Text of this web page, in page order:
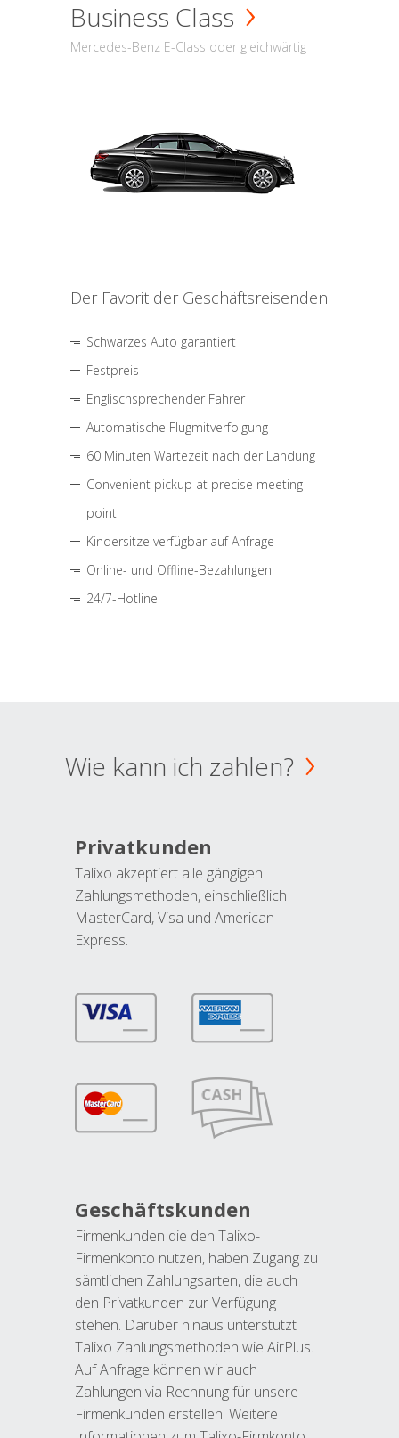
Business Class
Mercedes-Benz E-Class oder gleichwärtig
Der Favorit der Geschäftsreisenden
Schwarzes Auto garantiert
Festpreis
Englischsprechender Fahrer
Automatische Flugmitverfolgung
60 Minuten Wartezeit nach der Landung
Convenient pickup at precise meeting
point
Kindersitze verfügbar auf Anfrage
Online- und Offline-Bezahlungen
24/7-Hotline
Wie kann ich zahlen?
Privatkunden
Talixo akzeptiert alle gängigen
Zahlungsmethoden, einschließlich
MasterCard, Visa und American
Express.
Geschäftskunden
Firmenkunden die den Talixo-
Firmenkonto nutzen, haben Zugang zu
sämtlichen Zahlungsarten, die auch
den Privatkunden zur Verfügung
stehen. Darüber hinaus unterstützt
Talixo Zahlungsmethoden wie AirPlus.
Auf Anfrage können wir auch
Zahlungen via Rechnung für unsere
Firmenkunden erstellen. Weitere